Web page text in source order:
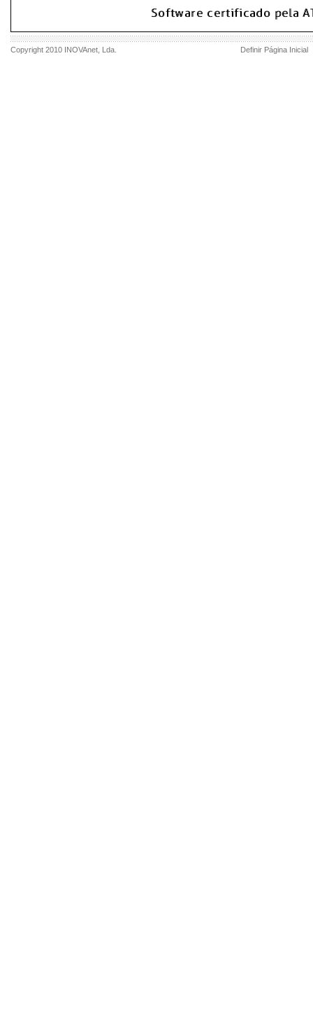
Copyright 2010 INOVAnet , Lda. Definir Página Inicial